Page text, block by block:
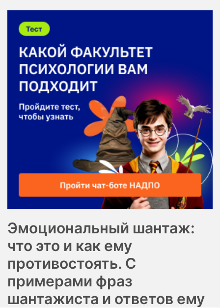
Эмоциональный шантаж:
что это и как ему
противостоять. С
примерами фраз
шантажиста и ответов ему